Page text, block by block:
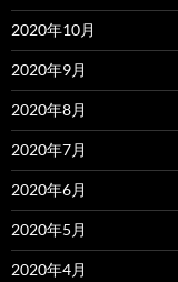
2020年10月
2020年9月
2020年8月
2020年7月
2020年6月
2020年5月
2020年4月